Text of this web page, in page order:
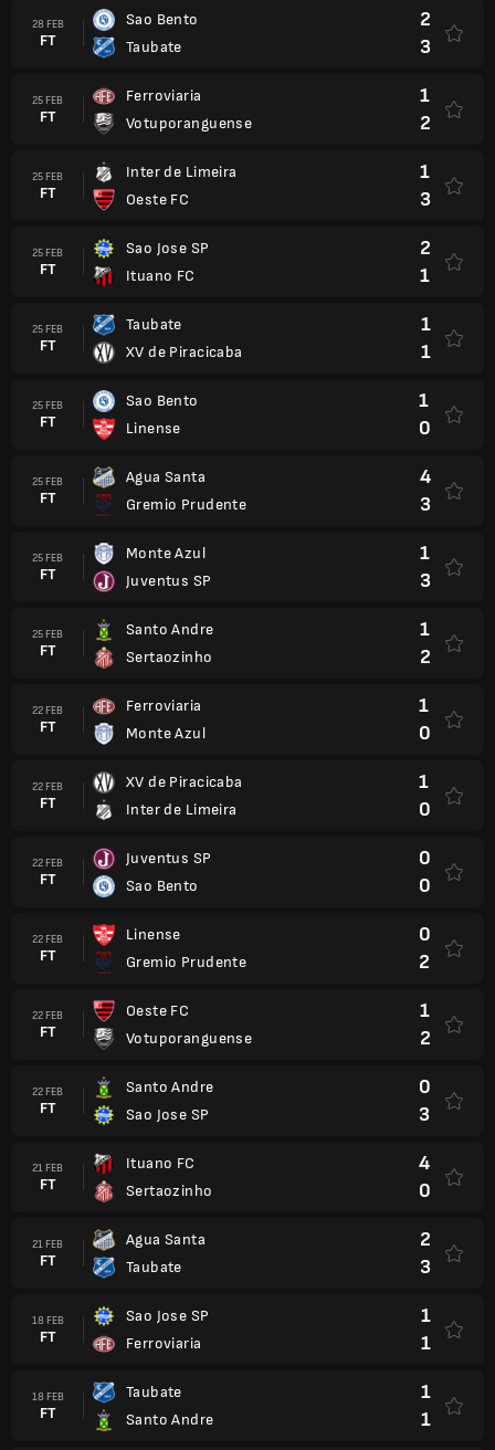
28 FEB
FT
Sao Bento
Taubate
2
3
25 FEB
FT
Ferroviaria
Votuporanguense
1
2
25 FEB
FT
Inter de Limeira
Oeste FC
1
3
25 FEB
FT
Sao Jose SP
Ituano FC
2
1
25 FEB
FT
Taubate
XV de Piracicaba
1
1
25 FEB
FT
Sao Bento
Linense
1
0
25 FEB
FT
Agua Santa
Gremio Prudente
4
3
25 FEB
FT
Monte Azul
Juventus SP
1
3
25 FEB
FT
Santo Andre
Sertaozinho
1
2
22 FEB
FT
Ferroviaria
Monte Azul
1
0
22 FEB
FT
XV de Piracicaba
Inter de Limeira
1
0
22 FEB
FT
Juventus SP
Sao Bento
0
0
22 FEB
FT
Linense
Gremio Prudente
0
2
22 FEB
FT
Oeste FC
Votuporanguense
1
2
22 FEB
FT
Santo Andre
Sao Jose SP
0
3
21 FEB
FT
Ituano FC
Sertaozinho
4
0
21 FEB
FT
Agua Santa
Taubate
2
3
18 FEB
FT
Sao Jose SP
Ferroviaria
1
1
18 FEB
FT
Taubate
Santo Andre
1
1